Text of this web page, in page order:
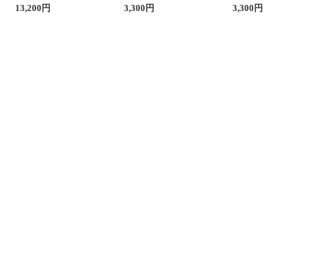
13,200円
3,300円
3,300円